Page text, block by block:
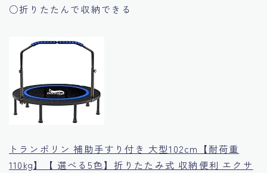
○折りたたんで収納できる
トランポリン 補助手すり付き 大型102cm【耐荷重
110kg】【 選べる5色】折りたたみ式 収納便利 エクサ